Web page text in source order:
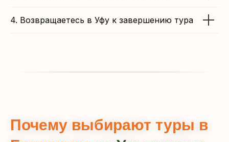
4. Возвращаетесь в Уфу к завершению тура
Почему выбирают туры в